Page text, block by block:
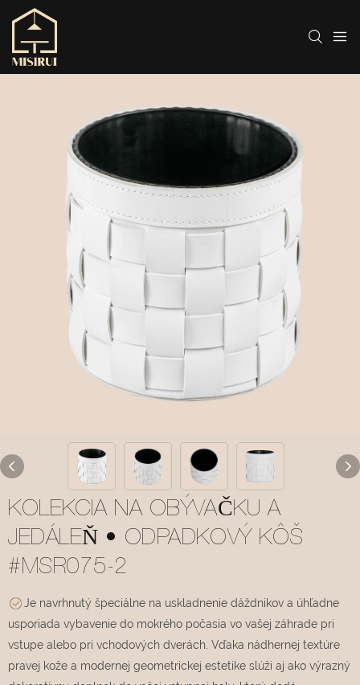
KOLEKCIA NA OBÝVAČKU A
JEDÁLEŇ • ODPADKOVÝ KÔŠ
#MSR075-2
Je navrhnutý špeciálne na uskladnenie dáždnikov a úhľadne
usporiada vybavenie do mokrého počasia vo vašej záhrade pri
vstupe alebo pri vchodových dverách. Vďaka nádhernej textúre
pravej kože a modernej geometrickej estetike slúži aj ako výrazný